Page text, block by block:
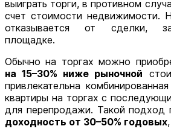
выиграть торги, в противном
счет стоимости недвижимости.
отказывается от сделки,
площадке.
Обычно на торгах можно
на 15–30% ниже рыночной
привлекательна
квартиры на торгах с
для перепродажи. Такой подход
доходность от 30–50% годовых